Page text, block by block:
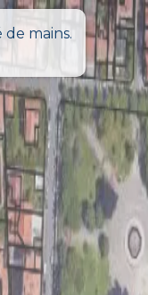
de mains.